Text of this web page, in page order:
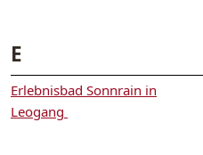
E
Erlebnisbad Sonnrain in
Leogang